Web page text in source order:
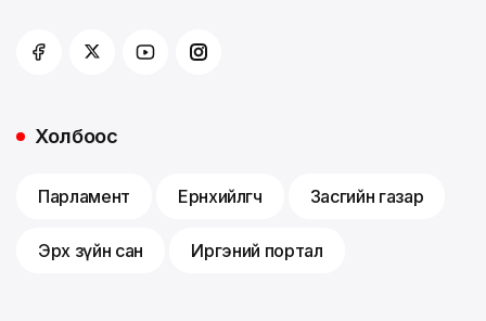
Холбоос
Парламент Ерөнхийлөгч Засгийн газар
Эрх зүйн сан Иргэний портал